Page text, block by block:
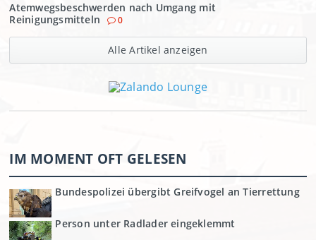
Atemwegsbeschwerden nach Umgang mit
Reinigungsmitteln
0
Alle Artikel anzeigen
IM MOMENT OFT GELESEN
Bundespolizei übergibt Greifvogel an Tierrettung
Person unter Radlader eingeklemmt